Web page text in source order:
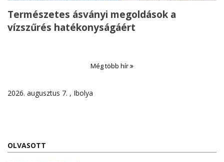
Természetes ásványi megoldások a
vízszűrés hatékonyságáért
Még több hír
2026. augusztus 7. , Ibolya
OLVASOTT